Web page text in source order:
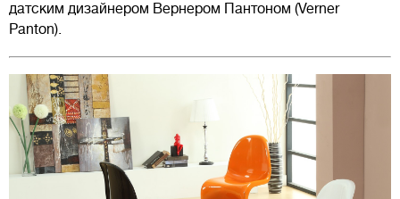
датским дизайнером Вернером Пантоном (Verner
Panton).